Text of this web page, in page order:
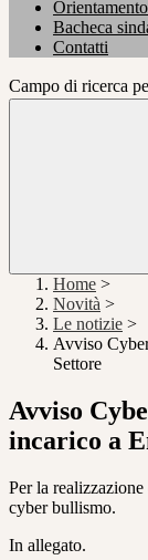
Bacheca
Contatti
Campo di ricerca
Home >
Novità >
Le notizie >
Avviso
Settore
Avviso
incarico a
Per la
cyber bullismo.
In allegato.